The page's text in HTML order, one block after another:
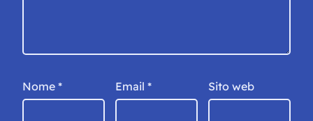
Nome * Email * Sito web